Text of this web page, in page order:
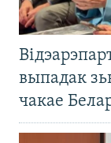
выпадак
чакае